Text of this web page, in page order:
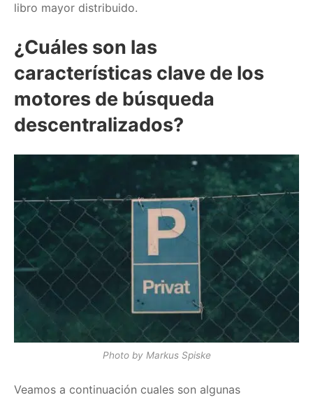
libro mayor distribuido.
¿Cuáles son las
características clave de los
motores de búsqueda
descentralizados?
Photo by Markus Spiske
Veamos a continuación cuales son algunas